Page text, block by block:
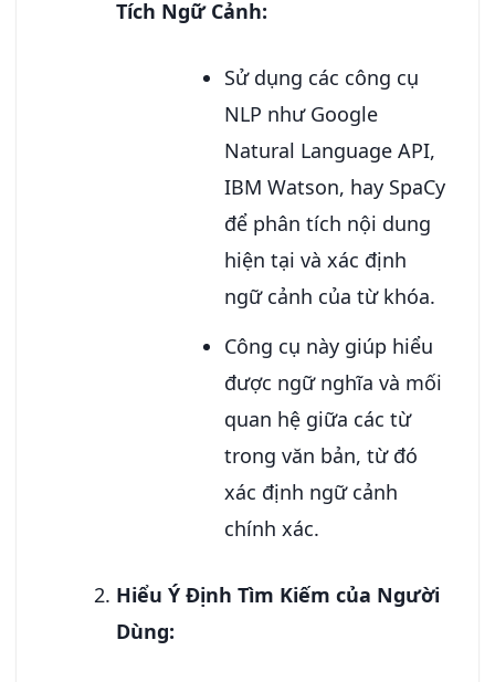
Tích Ngữ Cảnh:
Sử dụng các công cụ
NLP như Google
Natural Language API,
IBM Watson, hay SpaCy
để phân tích nội dung
hiện tại và xác định
ngữ cảnh của từ khóa.
Công cụ này giúp hiểu
được ngữ nghĩa và mối
quan hệ giữa các từ
trong văn bản, từ đó
xác định ngữ cảnh
chính xác.
Hiểu Ý Định Tìm Kiếm của Người
Dùng: